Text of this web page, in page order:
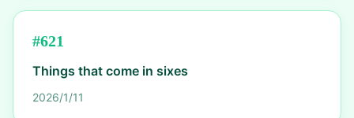
#621
Things that come in sixes
2026/1/11